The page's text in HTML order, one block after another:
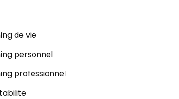
de vie
personnel
professionnel